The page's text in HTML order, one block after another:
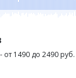
от 1490 до 2490 руб.